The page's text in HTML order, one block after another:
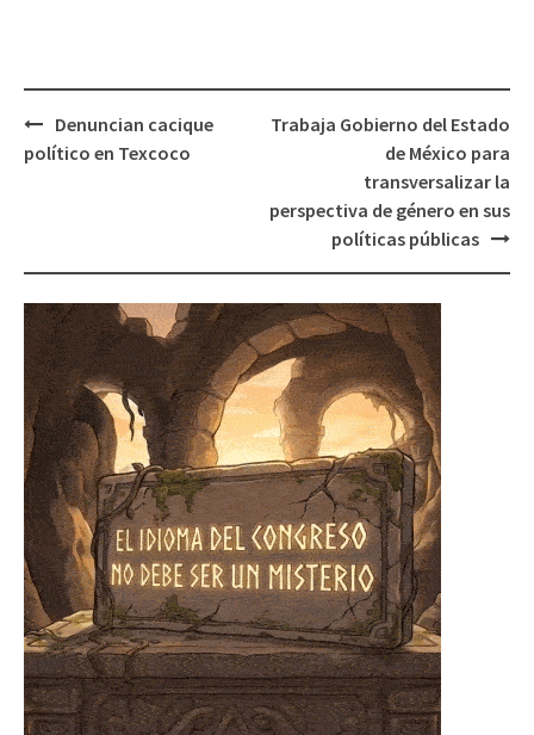
Post
navigation
Denuncian cacique
político en Texcoco
Trabaja Gobierno del Estado
de México para
transversalizar la
perspectiva de género en sus
políticas públicas